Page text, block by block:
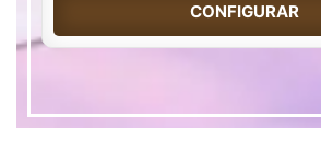
CONFIGURAR